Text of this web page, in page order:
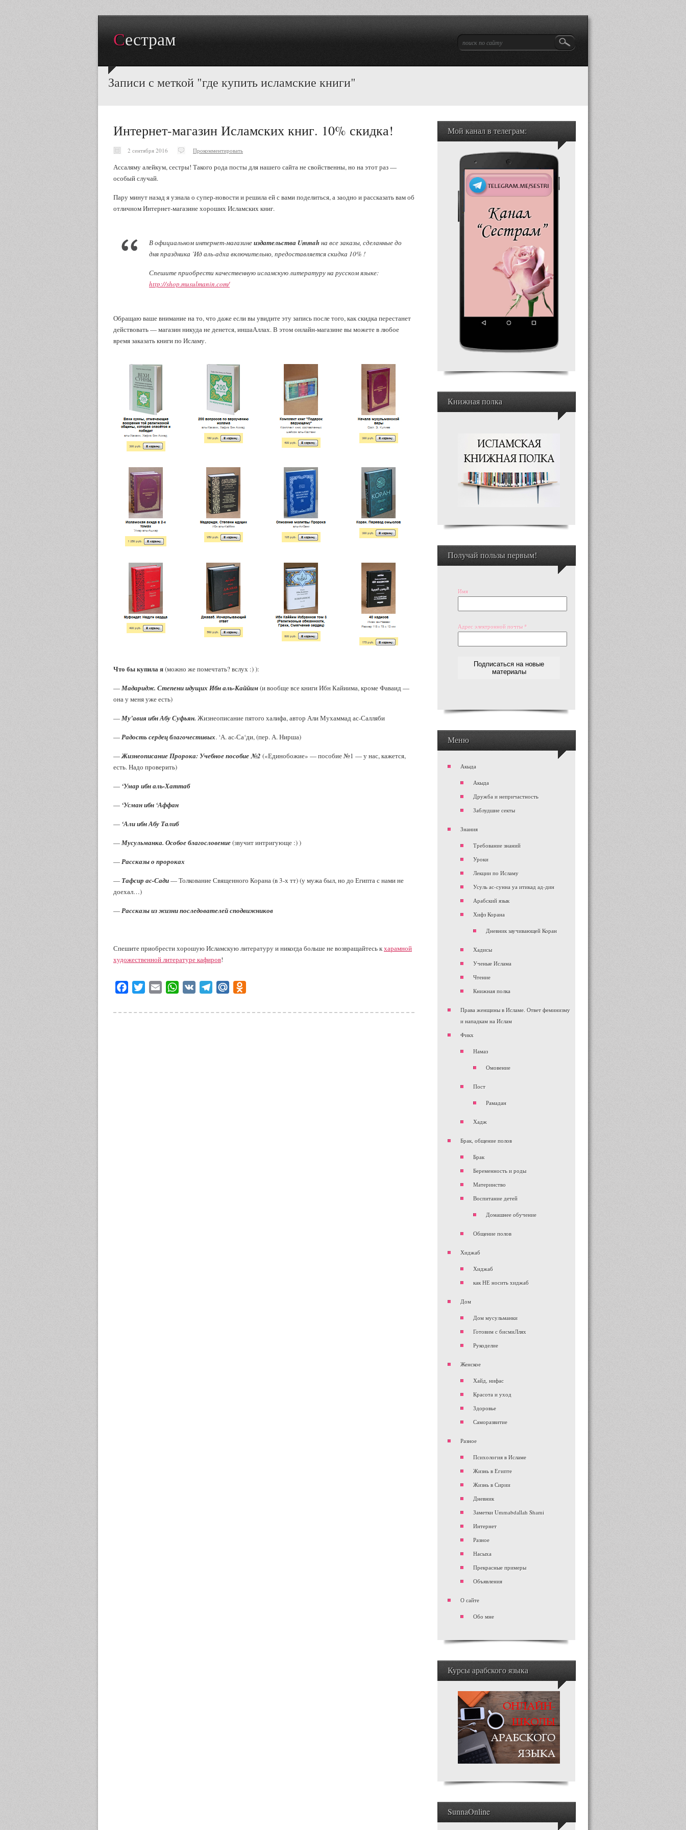
Сестрам
Записи с меткой "где купить исламские книги"
Интернет-магазин Исламских книг. 10% скидка!
2 сентября 2016 Прокомментировать
Ассаляму алейкум, сестры! Такого рода посты для нашего сайта не свойственны, но на этот раз —
особый случай.
Пару минут назад я узнала о супер-новости и решила ей с вами поделиться, а заодно и рассказать вам об
отличном Интернет-магазине хороших Исламских книг.
В официальном интернет-магазинеиздательства Ummahна все заказы, сделанные до
дня праздника ’Ид аль-адха включительно, предоставляется скидка 10% !
Спешите приобрести качественную исламскую литературу на русском языке:
http://shop.musulmanin.com/
Обращаю ваше внимание на то, что даже если вы увидите эту запись после того, как скидка перестанет
действовать — магазин никуда не денется, иншаАллах. В этом онлайн-магазине вы можете в любое
время заказать книги по Исламу.
Что бы купила я(можно же помечтать? вслух :) ):
—Мадаридж. Степени идущих Ибн аль-Каййим(и вообще все книги Ибн Кайиима, кроме Фаваид —
она у меня уже есть)
—Му’авия ибн Абу Суфьян. Жизнеописание пятого халифа, автор Али Мухаммад ас-Салляби
—Радость сердец благочестивых. ‘А. ас-Са‘ди, (пер. А. Нирша)
—Жизнеописание Пророка: Учебное пособие №2 («Единобожие» — пособие №1 — у нас, кажется,
есть. Надо проверить)
— ‘Умар ибн аль-Хаттаб
— ‘Усман ибн ‘Аффан
— ‘Али ибн Абу Талиб
—Мусульманка. Особое благословение(звучит интригующе :) )
—Рассказы о пророках
— Тафсир ас-Сади— Толкование Священного Корана (в 3-х тт) (у мужа был, но до Египта с нами не
доехал…)
—Рассказы из жизни последователей сподвижников
Спешите приобрести хорошую Исламскую литературу и никогда больше не возвращайтесь кхарамной
художественной литературе кафиров!
Facebook
Twitter Email WhatsApp
VK TelegramMail.Ru
Мой канал в телеграм:
Книжная полка
Получай пользы первым!
Имя
Адрес электронной почты *
Меню
Акыда
Акыда
Дружба и непричастность
Заблудшие секты
Знания
Требование знаний
Уроки
Лекции по Исламу
Усуль ас-сунна уа итикад ад-дин
Арабский язык
Хифз Корана
Дневник заучивающей Коран
Хадисы
Ученые Ислама
Чтение
Книжная полка
Права женщины в Исламе. Ответ феминизму
и нападкам на Ислам
Фикх
Намаз
Омовение
Пост
Рамадан
Хадж
Брак, общение полов
Брак
Беременность и роды
Материнство
Воспитание детей
Домашнее обучение
Общение полов
Хиджаб
Хиджаб
как НЕ носить хиджаб
Дом
Дом мусульманки
Готовим с бисмиЛлях
Рукоделие
Женское
Хайд, нифас
Красота и уход
Здоровье
Саморазвитие
Разное
Психология в Исламе
Жизнь в Египте
Жизнь в Сирии
Дневник
Заметки Ummabdallah Shami
Интернет
Разное
Насыха
Прекрасные примеры
Объявления
О сайте
Обо мне
Курсы арабского языка
SunnaOnline